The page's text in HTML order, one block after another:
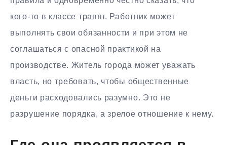
кого-то в классе травят. Работник может
выполнять свои обязанности и при этом не
соглашаться с опасной практикой на
производстве. Житель города может уважать
власть, но требовать, чтобы общественные
деньги расходовались разумно. Это не
разрушение порядка, а зрелое отношение к нему.